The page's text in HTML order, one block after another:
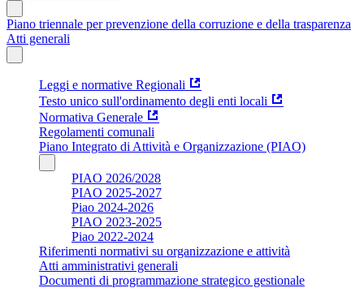
Piano triennale per prevenzione della corruzione e della trasparenza
Atti generali
Leggi e normative Regionali
Testo unico sull'ordinamento degli enti locali
Normativa Generale
Regolamenti comunali
Piano Integrato di Attività e Organizzazione (PIAO)
PIAO 2026/2028
PIAO 2025-2027
Piao 2024-2026
PIAO 2023-2025
Piao 2022-2024
Riferimenti normativi su organizzazione e attività
Atti amministrativi generali
Documenti di programmazione strategico gestionale